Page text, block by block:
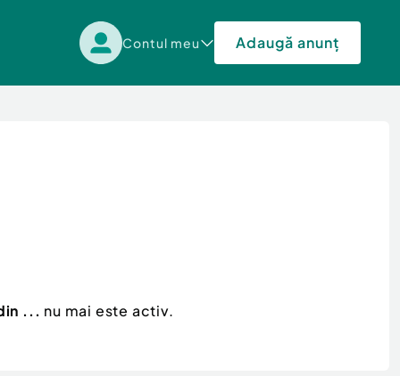
Contul meu Adaugă anunț
... nu mai este activ.